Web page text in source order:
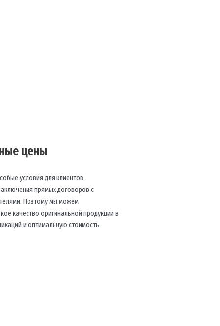
цены
условия для клиентов
прямых договоров с
Поэтому мы можем
качество оригинальной продукции в
и оптимальную стоимость